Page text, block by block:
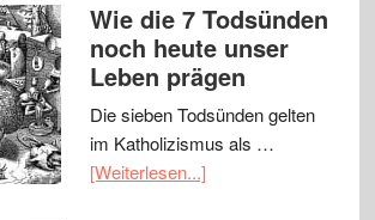
Wie die 7 Todsünden
noch heute unser
Leben prägen
Die sieben Todsünden gelten
im Katholizismus als …
[Weiterlesen...]